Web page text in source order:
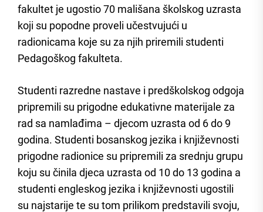
fakultet je ugostio 70 mališana školskog uzrasta
koji su popodne proveli učestvujući u
radionicama koje su za njih priremili studenti
Pedagoškog fakulteta.
Studenti razredne nastave i predškolskog odgoja
pripremili su prigodne edukativne materijale za
rad sa namlađima – djecom uzrasta od 6 do 9
godina. Studenti bosanskog jezika i književnosti
prigodne radionice su pripremili za srednju grupu
koju su činila djeca uzrasta od 10 do 13 godina a
studenti engleskog jezika i književnosti ugostili
su najstarije te su tom prilikom predstavili svoju,